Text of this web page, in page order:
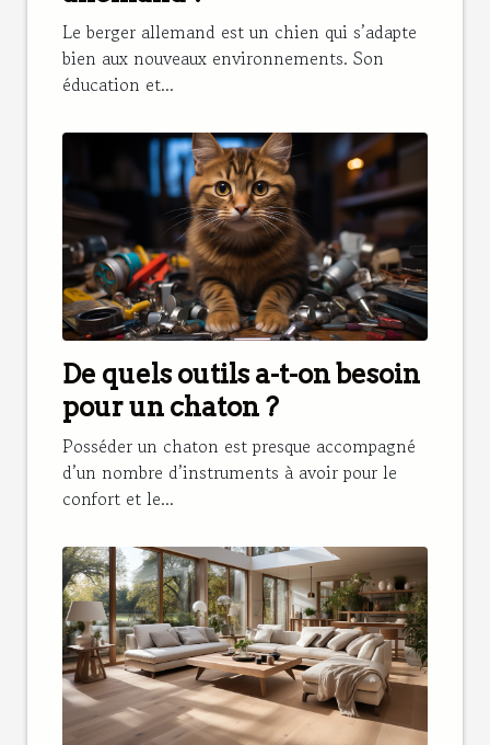
Le berger allemand est un chien qui s’adapte
bien aux nouveaux environnements. Son
éducation et...
De quels outils a-t-on besoin
pour un chaton ?
Posséder un chaton est presque accompagné
d’un nombre d’instruments à avoir pour le
confort et le...